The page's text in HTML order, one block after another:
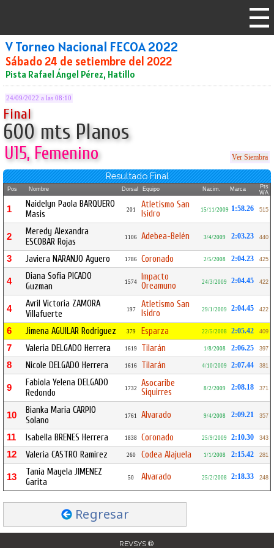
V Torneo Nacional FECOA 2022
Sábado 24 de setiembre del 2022
Pista Rafael Ángel Pérez, Hatillo
24/09/2022 a las 08:10
Final
600 mts Planos
U15, Femenino Ver Siembra
Resultado Final
Pos Nombre Dorsal Equipo Nacim. Marca
Pts
WA
1
Naidelyn Paola BARQUERO
Masis
201
Atletismo San
Isidro
15/11/2009 1:58.26 515
2
Meredy Alexandra
ESCOBAR Rojas
1106 Adebea-Belén 3/4/2009 2:03.23 440
3 Javiera NARANJO Aguero 1786 Coronado 2/5/2008 2:04.23 425
4
Diana Sofia PICADO
Guzman
1574
Impacto
Oreamuno
24/3/2009 2:04.45 422
4
Avril Victoria ZAMORA
Villafuerte
197
Atletismo San
Isidro
29/1/2009 2:04.45 422
6 Jimena AGUILAR Rodriguez 379 Esparza 22/5/2008 2:05.42 409
7 Valeria DELGADO Herrera 1619 Tilarán 1/8/2008 2:06.25 397
8 Nicole DELGADO Herrera 1616 Tilarán 4/10/2009 2:07.44 381
9
Fabiola Yelena DELGADO
Redondo
1732
Asocaribe
Siquirres
8/2/2009 2:08.18 371
10
Bianka Maria CARPIO
Solano
1761 Alvarado 9/4/2008 2:09.21 357
11 Isabella BRENES Herrera 1838 Coronado 25/9/2009 2:10.30 343
12 Valeria CASTRO Ramirez 260 Codea Alajuela 1/1/2008 2:15.42 281
13
Tania Mayela JIMENEZ
Garita
50 Alvarado 25/2/2008 2:18.33 248
Regresar
REVSYS ®